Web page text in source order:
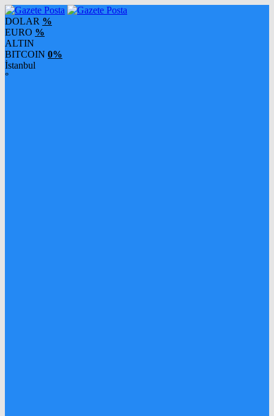
DOLAR %
EURO %
ALTIN
BITCOIN 0%
İstanbul
°